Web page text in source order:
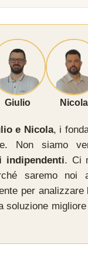
Giulio Nicola
e Nicola, i
Non siamo
indipendenti. Ci
saremo noi
per
soluzione